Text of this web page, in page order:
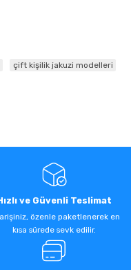
çift kişilik jakuzi modelleri
ve Güvenli Teslimat
özenle paketlenerek en
kısa sürede sevk edilir.